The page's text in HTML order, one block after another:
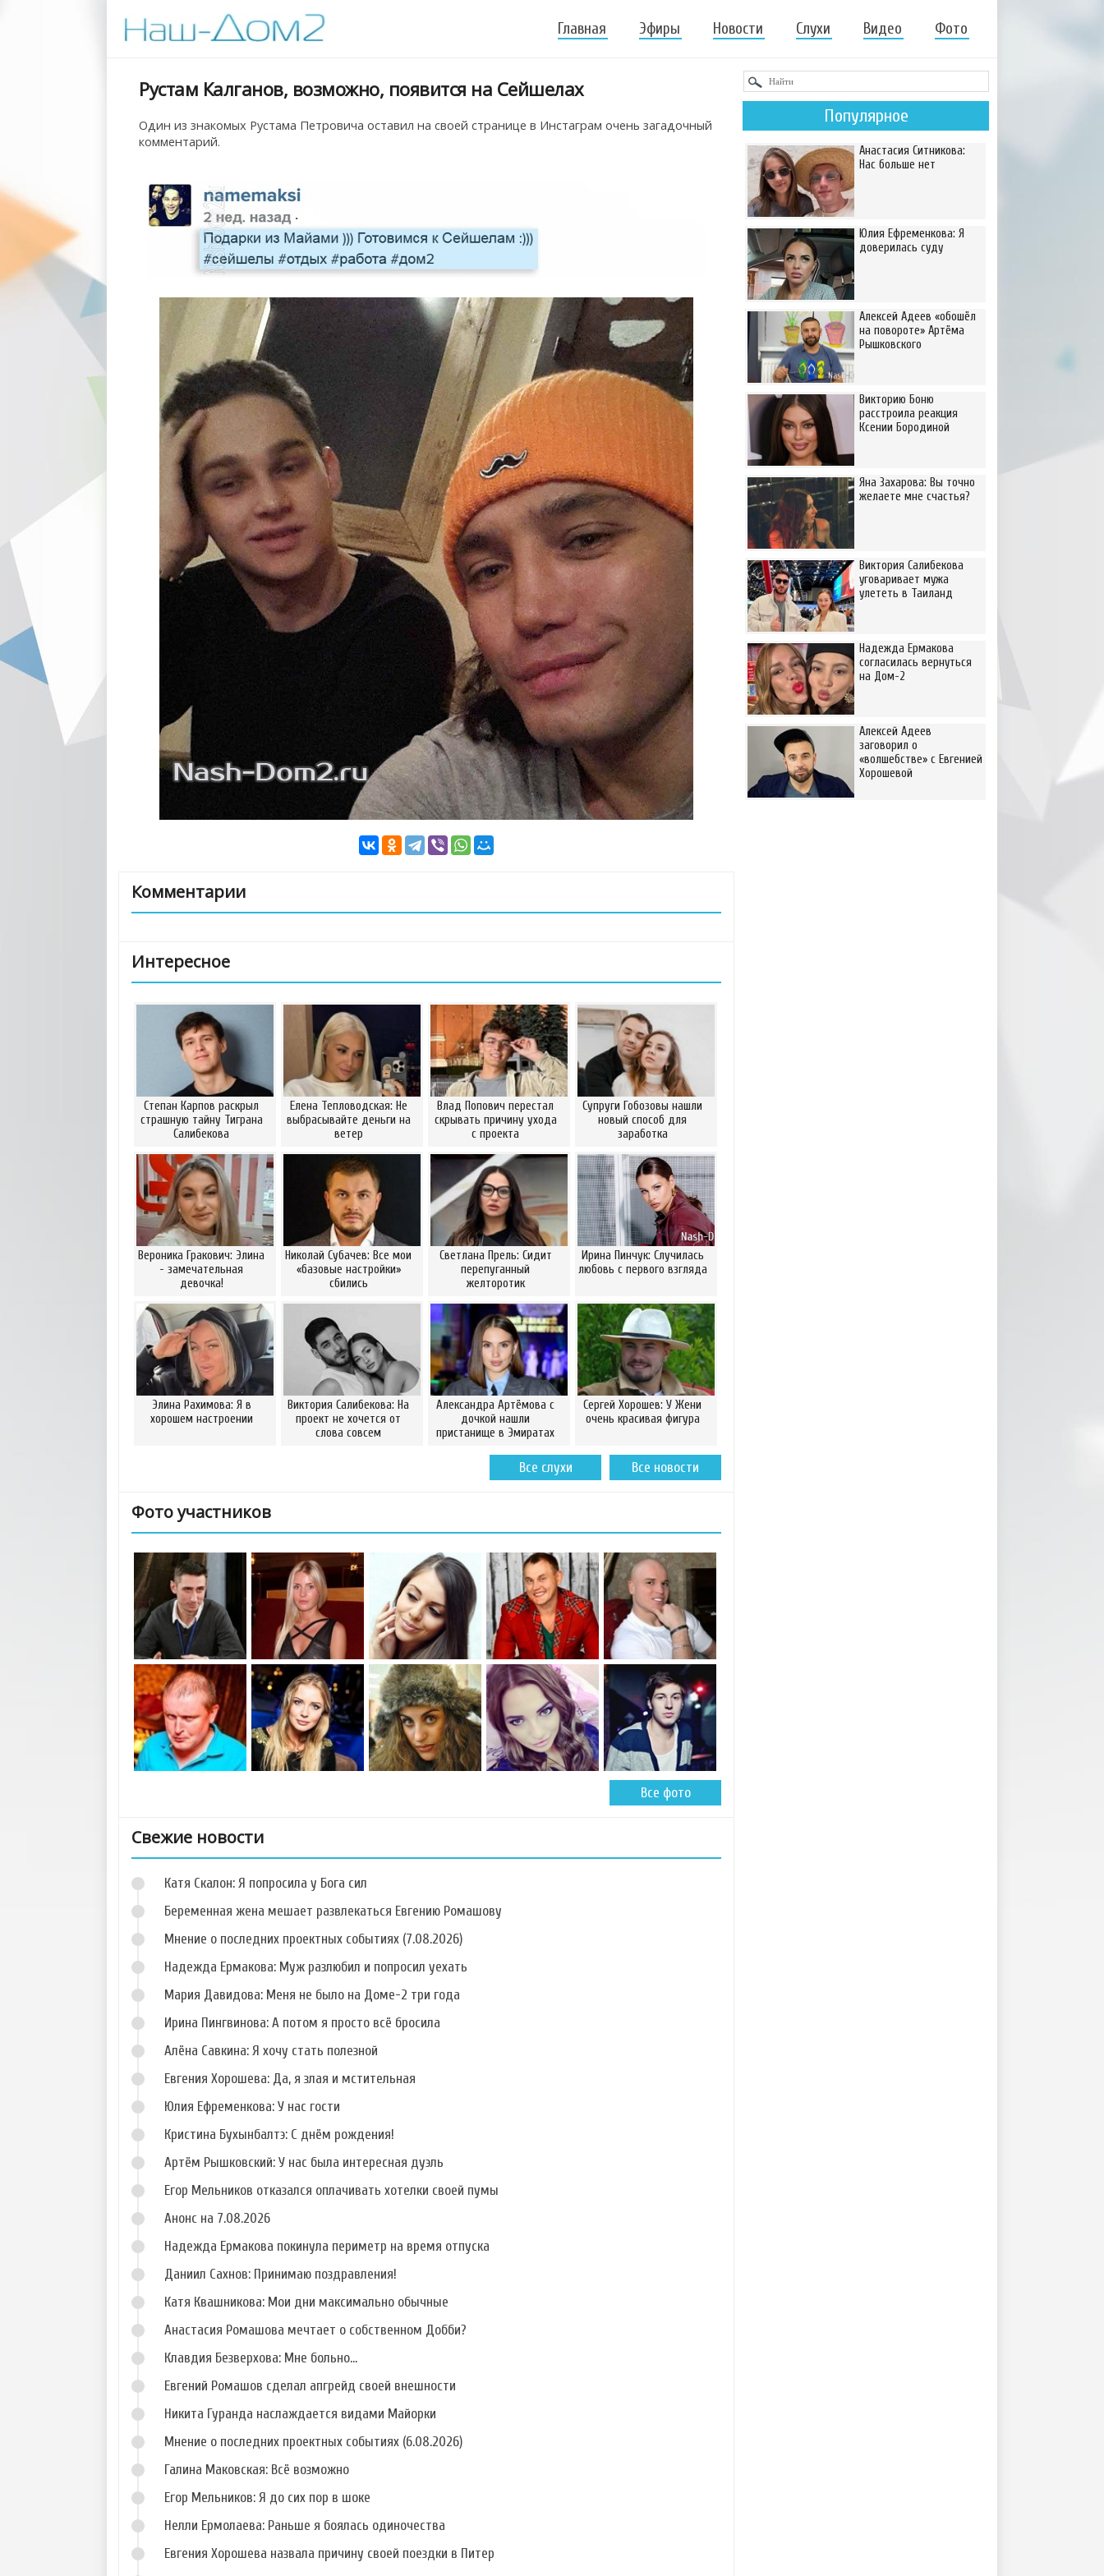
Главная Эфиры Новости Слухи Видео Фото
Рустам Калганов, возможно, появится на Сейшелах
Один из знакомых Рустама Петровича оставил на своей странице в Инстаграм очень загадочный
комментарий.
Комментарии
Интересное
Степан Карпов раскрыл
страшную тайну Тиграна
Салибекова
Елена Тепловодская: Не
выбрасывайте деньги на
ветер
Влад Попович перестал
скрывать причину ухода
с проекта
Супруги Гобозовы нашли
новый способ для
заработка
Вероника Гракович: Элина
- замечательная
девочка!
Николай Субачев: Все мои
«базовые настройки»
сбились
Светлана Прель: Сидит
перепуганный
желторотик
Ирина Пинчук: Случилась
любовь с первого взгляда
Элина Рахимова: Я в
хорошем настроении
Виктория Салибекова: На
проект не хочется от
слова совсем
Александра Артёмова с
дочкой нашли
пристанище в Эмиратах
Сергей Хорошев: У Жени
очень красивая фигура
Все новости
Все слухи
Фото участников
Фото Сергея
Катасонова
Фото Кристины
Лясковец
Фото Ольги
Рапунцель
Фото Николая
Должанского
Фото Елены
Кальник
Фото Раисы
Все фото
Свежие новости
Катя Скалон: Я попросила у Бога сил
Беременная жена мешает развлекаться Евгению Ромашову
Мнение о последних проектных событиях (7.08.2026)
Надежда Ермакова: Муж разлюбил и попросил уехать
Мария Давидова: Меня не было на Доме-2 три года
Ирина Пингвинова: А потом я просто всё бросила
Алёна Савкина: Я хочу стать полезной
Евгения Хорошева: Да, я злая и мстительная
Юлия Ефременкова: У нас гости
Кристина Бухынбалтэ: С днём рождения!
Артём Рышковский: У нас была интересная дуэль
Егор Мельников отказался оплачивать хотелки своей пумы
Анонс на 7.08.2026
Надежда Ермакова покинула периметр на время отпуска
Даниил Сахнов: Принимаю поздравления!
Катя Квашникова: Мои дни максимально обычные
Анастасия Ромашова мечтает о собственном Добби?
Клавдия Безверхова: Мне больно...
Евгений Ромашов сделал апгрейд своей внешности
Никита Гуранда наслаждается видами Майорки
Мнение о последних проектных событиях (6.08.2026)
Галина Маковская: Всё возможно
Егор Мельников: Я до сих пор в шоке
Нелли Ермолаева: Раньше я боялась одиночества
Евгения Хорошева назвала причину своей поездки в Питер
Популярное
Анастасия Ситникова:
Нас больше нет
Юлия Ефременкова: Я
доверилась суду
Алексей Адеев «обошёл
на повороте» Артёма
Рышковского
Викторию Боню
расстроила реакция
Ксении Бородиной
Яна Захарова: Вы точно
желаете мне счастья?
Виктория Салибекова
уговаривает мужа
улететь в Таиланд
Надежда Ермакова
согласилась вернуться
на Дом-2
Алексей Адеев
заговорил о
«волшебстве» с Евгенией
Хорошевой